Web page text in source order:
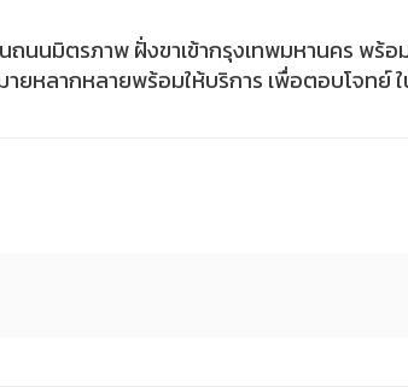
ถนนมิตรภาพ ฝั่งขาเข้ากรุงเทพมหานคร พ
ายหลากหลายพร้อมให้บริการ เพื่อตอบโจท